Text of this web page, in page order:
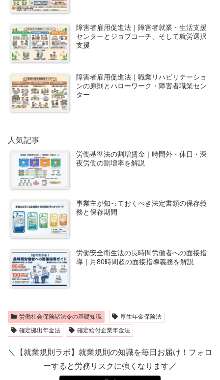
障害者雇用促進法｜障害者就業・生活支援
センターとジョブコーチ、そして就労選択
支援
障害者雇用促進法｜職業リハビリテーショ
ンの原則とハローワーク・障害者職業セン
ター
人気記事
労働基準法の割増賃金｜時間外・休日・深
夜労働の割増率を解説
事業主が知っておくべき法定書類の保存義
務と保存期間
労働安全衛生法の長時間労働者への面接指
導｜月80時間超の面接指導義務を解説
労働社会保険諸法令の基礎知識
厚生年金保険法
確定拠出年金法
確定給付企業年金法
＼【就業規則ラボ】就業規則の知識を毎日お届け！フォロ
ーすると労務リスクに強くなります／